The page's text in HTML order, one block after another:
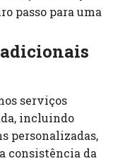
passo para uma
serviços
incluindo
personalizadas,
consistência da